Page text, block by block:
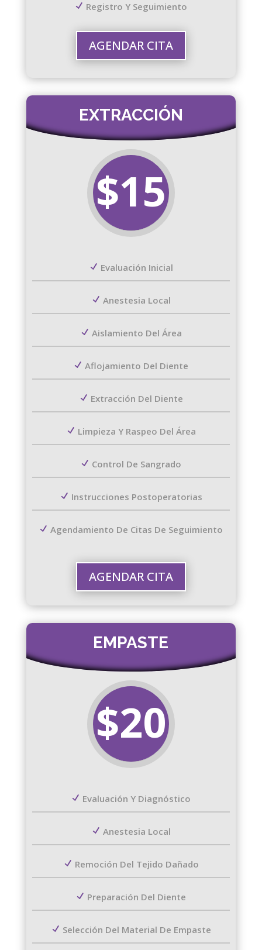
Registro Y Seguimiento
AGENDAR CITA
EXTRACCIÓN
$15
Evaluación Inicial
Anestesia Local
Aislamiento Del Área
Aflojamiento Del Diente
Extracción Del Diente
Limpieza Y Raspeo Del Área
Control De Sangrado
Instrucciones Postoperatorias
Agendamiento De Citas De Seguimiento
AGENDAR CITA
EMPASTE
$20
Evaluación Y Diagnóstico
Anestesia Local
Remoción Del Tejido Dañado
Preparación Del Diente
Selección Del Material De Empaste